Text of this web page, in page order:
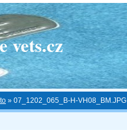
vets.cz
» 07_1202_065_B-H-VH08_BM.JPG